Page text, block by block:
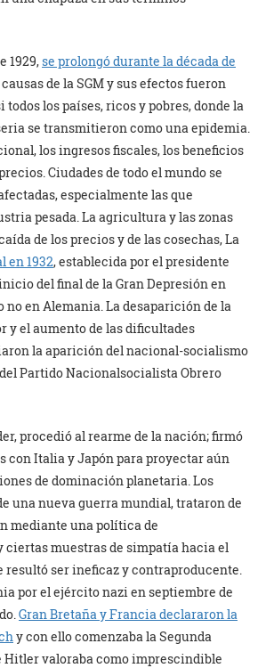
1929,se prolongó durante la década de
de la SGM y sus efectos fueron
todos los países, ricos y pobres, donde la
se transmitieron como una epidemia.
los ingresos fiscales, los beneficios
Ciudades de todo el mundo se
especialmente las que
pesada. La agricultura y las zonas
de los precios y de las cosechas, La
en 1932, establecida por el presidente
del final de la Gran Depresión en
no en Alemania. La desaparición de la
el aumento de las dificultades
la aparición del nacional-socialismo
Partido Nacionalsocialista Obrero
procedió al rearme de la nación; firmó
con Italia y Japón para proyectar aún
de dominación planetaria. Los
una nueva guerra mundial, trataron de
mediante una política de
ciertas muestras de simpatía hacia el
resultó ser ineficaz y contraproducente.
por el ejército nazi en septiembre de
Gran Bretaña y Francia declararon la
y con ello comenzaba la Segunda
Hitler valoraba como imprescindible